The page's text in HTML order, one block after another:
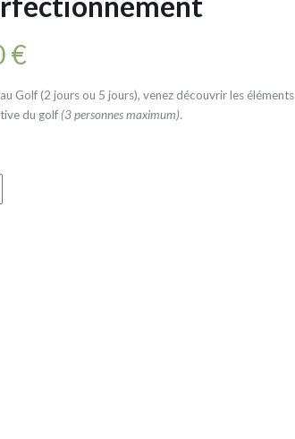
€
Golf (2 jours ou 5 jours), venez découvrir les éléments
du golf (3 personnes maximum).